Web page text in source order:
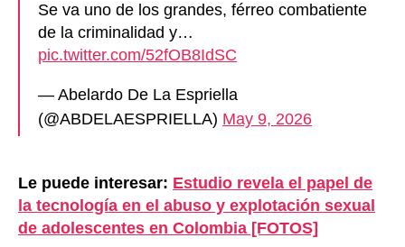
Se va uno de los grandes, férreo combatiente
de la criminalidad y…
pic.twitter.com/52fOB8IdSC
— Abelardo De La Espriella
(@ABDELAESPRIELLA) May 9, 2026
Le puede interesar: Estudio revela el papel de
la tecnología en el abuso y explotación sexual
de adolescentes en Colombia [FOTOS]